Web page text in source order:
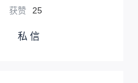
获赞 25
私 信